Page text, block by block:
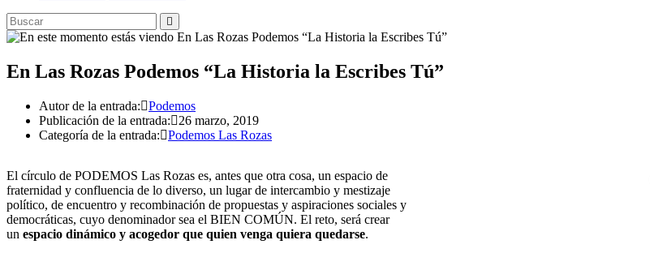
En Las Rozas Podemos “La Historia la Escribes Tú”
Autor de la entrada:
Podemos
Publicación de la entrada:
26 marzo, 2019
Categoría de la entrada:
Podemos Las Rozas
El círculo de PODEMOS Las Rozas es, antes que otra cosa, un espacio de
fraternidad y confluencia de lo diverso, un lugar de intercambio y mestizaje
político, de encuentro y recombinación de propuestas y aspiraciones sociales y
democráticas, cuyo denominador sea el BIEN COMÚN. El reto, será crear
un espacio dinámico y acogedor que quien venga quiera quedarse.